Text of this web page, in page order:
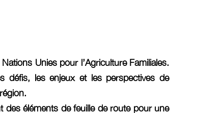
Unies pour l’Agriculture Familiales.
défis, les enjeux et les perspectives de
éléments de feuille de route pour une